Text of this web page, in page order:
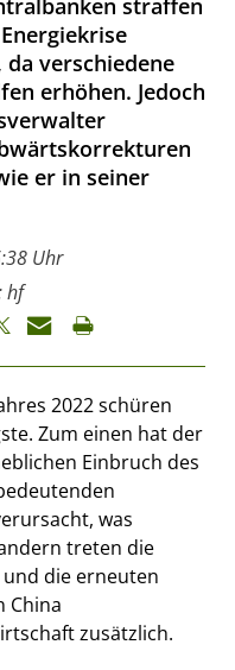
straffen
verschiedene
erhöhen. Jedoch
er in seiner
Uhr
hf
2022 schüren
Zum einen hat der
Einbruch des
was
treten die
die erneuten
China
zusätzlich.